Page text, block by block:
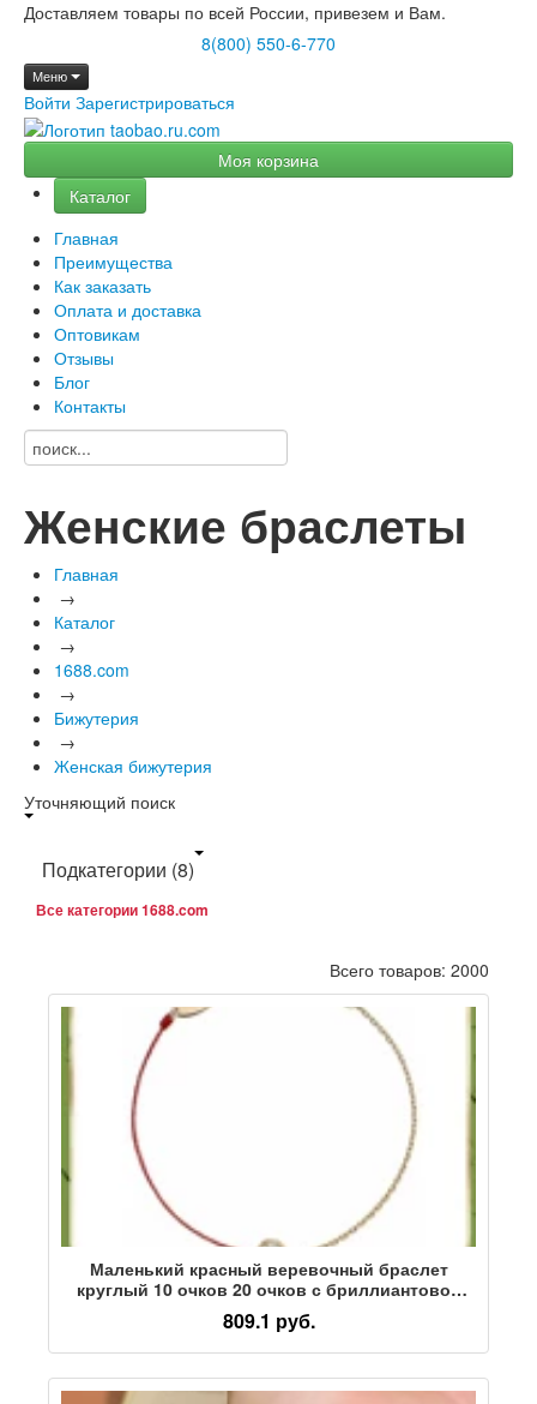
Доставляем товары по всей России, привезем и Вам.
8(800) 550-6-770
Меню
Войти Зарегистрироваться
Моя корзина
Каталог
Главная
Преимущества
Как заказать
Оплата и доставка
Оптовикам
Отзывы
Блог
Контакты
Женские браслеты
Главная
→
Каталог
→
1688.com
→
Бижутерия
→
Женская бижутерия
Уточняющий поиск
Подкатегории (8)
Все категории 1688.com
Всего товаров: 2000
Маленький красный веревочный браслет
круглый 10 очков 20 очков с бриллиантовой
оплеткой, наполовину веревка, наполовину
цепочка, чистая серия, натальный год,
передача, ручная веревка, мужской
809.1 руб.